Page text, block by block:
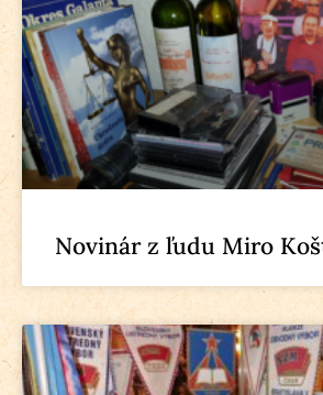
Novinár z ľudu Miro